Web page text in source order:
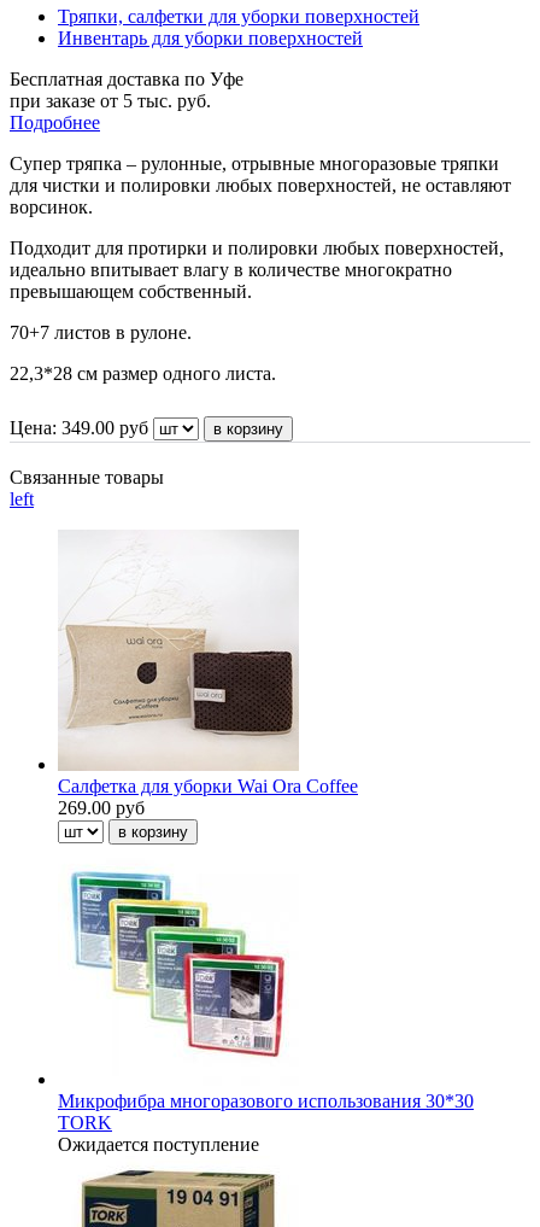
Тряпки, салфетки для уборки поверхностей
Инвентарь для уборки поверхностей
Бесплатная доставка по Уфе
при заказе от 5 тыс. руб.
Подробнее
Супер тряпка – рулонные, отрывные многоразовые тряпки
для чистки и полировки любых поверхностей, не оставляют
ворсинок.
Подходит для протирки и полировки любых поверхностей,
идеально впитывает влагу в количестве многократно
превышающем собственный.
70+7 листов в рулоне.
22,3*28 см размер одного листа.
Цена: 349.00 руб
Связанные товары
left
Салфетка для уборки Wai Ora Coffee
269.00 руб
Микрофибра многоразового использования 30*30
TORK
Ожидается поступление